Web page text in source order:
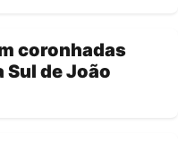
coronhadas
Sul de João